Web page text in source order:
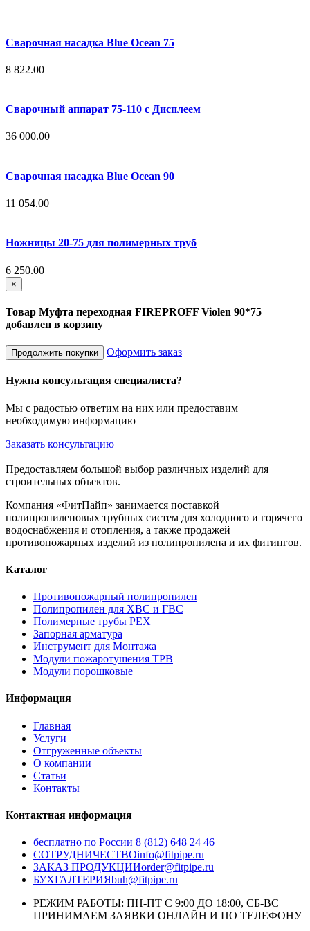
Сварочная насадка Blue Ocean 75
8 822.00
Сварочный аппарат 75-110 с Дисплеем
36 000.00
Сварочная насадка Blue Ocean 90
11 054.00
Ножницы 20-75 для полимерных труб
6 250.00
×
Товар Муфта переходная FIREPROFF Violen 90*75
добавлен в корзину
Продолжить покупки Оформить заказ
Нужна консультация специалиста?
Мы с радостью ответим на них или предоставим
необходимую информацию
Заказать консультацию
Предоставляем большой выбор различных изделий для
строительных объектов.
Компания «ФитПайп» занимается поставкой
полипропиленовых трубных систем для холодного и горячего
водоснабжения и отопления, а также продажей
противопожарных изделий из полипропилена и их фитингов.
Каталог
Противопожарный полипропилен
Полипропилен для ХВС и ГВС
Полимерные трубы PEX
Запорная арматура
Инструмент для Монтажа
Модули пожаротушения ТРВ
Модули порошковые
Информация
Главная
Услуги
Отгруженные объекты
О компании
Статьи
Контакты
Контактная информация
бесплатно по России 8 (812) 648 24 46
СОТРУДНИЧЕСТВОinfo@fitpipe.ru
ЗАКАЗ ПРОДУКЦИИorder@fitpipe.ru
БУХГАЛТЕРИЯbuh@fitpipe.ru
РЕЖИМ РАБОТЫ: ПН-ПТ С 9:00 ДО 18:00, СБ-ВС
ПРИНИМАЕМ ЗАЯВКИ ОНЛАЙН И ПО ТЕЛЕФОНУ